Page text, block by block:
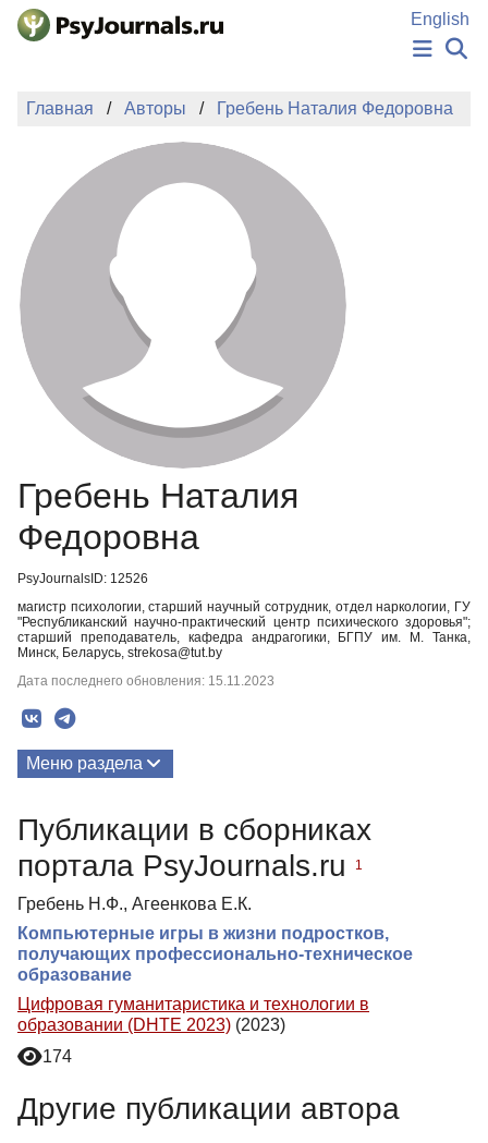
Перейти к основному содержанию
English
НОВОСТИ
АВТОРЫ
ПОДАТЬ РУКОПИСЬ
БАЗА ЗНАНИЙ
КЛЮЧЕВЫЕ СЛОВА
Регистрация
Главная Авторы Гребень Наталия Федоровна
Гребень Наталия
Федоровна
PsyJournalsID: 12526
магистр психологии, старший научный сотрудник, отдел наркологии, ГУ
"Республиканский научно-практический центр психического здоровья";
старший преподаватель, кафедра андрагогики, БГПУ им. М. Танка,
Минск, Беларусь, strekosa@tut.by
Дата последнего обновления: 15.11.2023
Меню раздела
Медиа-материалы
Публикации в сборниках
портала PsyJournals.ru
1
Гребень Н.Ф., Агеенкова Е.К.
Компьютерные игры в жизни подростков,
получающих профессионально-техническое
образование
Цифровая гуманитаристика и технологии в
образовании (DHTE 2023) (2023)
174
Другие публикации автора